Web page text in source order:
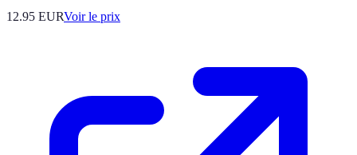
12.95 EURVoir le prix